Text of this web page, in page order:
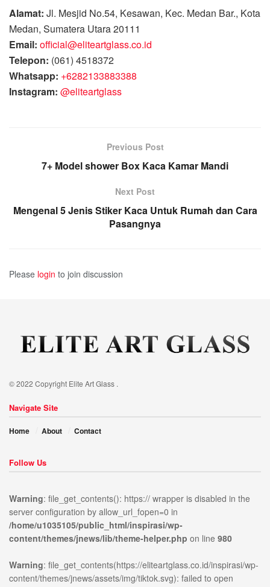
Alamat: Jl. Mesjid No.54, Kesawan, Kec. Medan Bar., Kota
Medan, Sumatera Utara 20111
Email: official@eliteartglass.co.id
Telepon: (061) 4518372
Whatsapp: +6282133883388
Instagram: @eliteartglass
Previous Post
7+ Model shower Box Kaca Kamar Mandi
Next Post
Mengenal 5 Jenis Stiker Kaca Untuk Rumah dan Cara
Pasangnya
Please login to join discussion
© 2022 Copyright Elite Art Glass .
Navigate Site
Home About Contact
Follow Us
Warning: file_get_contents(): https:// wrapper is disabled in the
server configuration by allow_url_fopen=0 in
/home/u1035105/public_html/inspirasi/wp-
content/themes/jnews/lib/theme-helper.php on line 980
Warning: file_get_contents(https://eliteartglass.co.id/inspirasi/wp-
content/themes/jnews/assets/img/tiktok.svg): failed to open